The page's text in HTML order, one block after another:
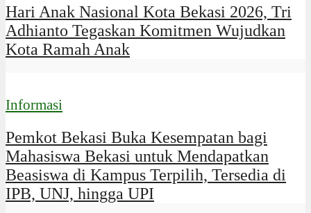
Hari Anak Nasional Kota Bekasi 2026, Tri
Adhianto Tegaskan Komitmen Wujudkan
Kota Ramah Anak
Informasi
Pemkot Bekasi Buka Kesempatan bagi
Mahasiswa Bekasi untuk Mendapatkan
Beasiswa di Kampus Terpilih, Tersedia di
IPB, UNJ, hingga UPI